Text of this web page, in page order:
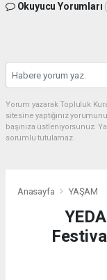
Okuyucu Yorumları
Yorum yazarak Topluluk
sitesine yaptığınız
başınıza üstleniyorsunuz.
sorumlu tutulamaz.
Anasayfa YAŞAM